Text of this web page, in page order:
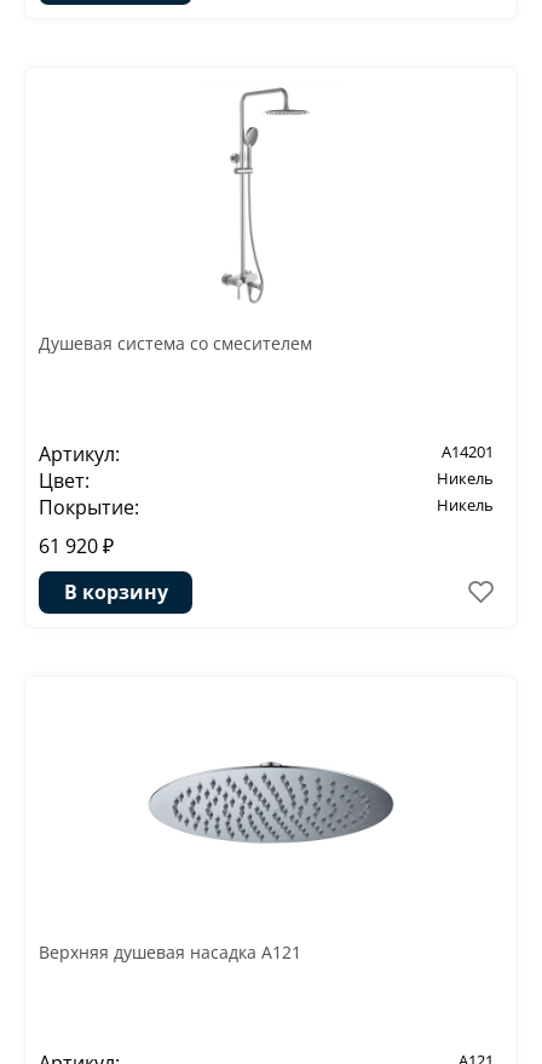
Душевая система со смесителем
Артикул: A14201
Цвет: Никель
Покрытие: Никель
61 920 ₽
В корзину
Верхняя душевая насадка A121